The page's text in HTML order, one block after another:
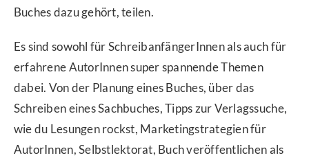
Buches dazu gehört, teilen.
Es sind sowohl für SchreibanfängerInnen als auch für
erfahrene AutorInnen super spannende Themen
dabei. Von der Planung eines Buches, über das
Schreiben eines Sachbuches, Tipps zur Verlagssuche,
wie du Lesungen rockst, Marketingstrategien für
AutorInnen, Selbstlektorat, Buch veröffentlichen als